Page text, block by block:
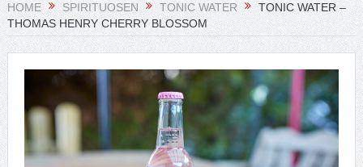
HOME SPIRITUOSEN TONIC WATER
TONIC WATER –
THOMAS HENRY CHERRY BLOSSOM